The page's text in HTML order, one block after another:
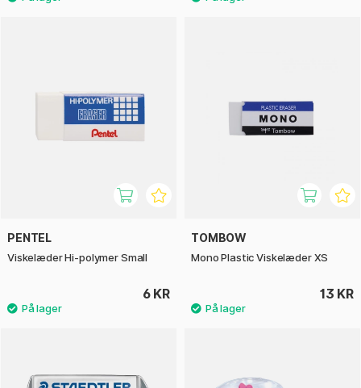
PENTEL
Viskelæder Hi-polymer Small
6 KR
TOMBOW
Mono Plastic Viskelæder XS
13 KR